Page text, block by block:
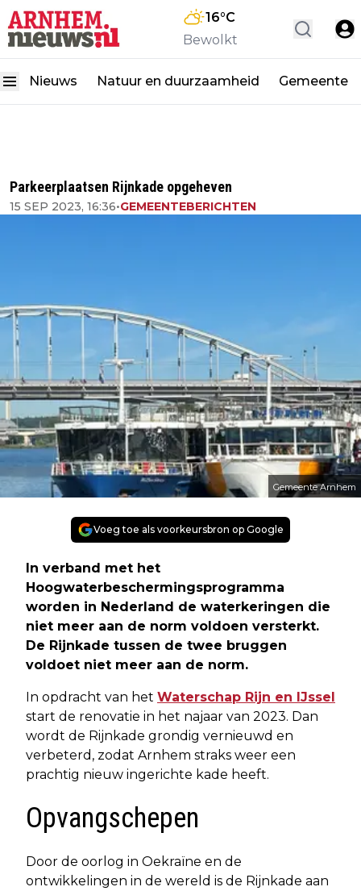
16°C
Bewolkt
Nieuws Natuur en duurzaamheid Gemeente
Parkeerplaatsen Rijnkade opgeheven
15 SEP 2023, 16:36•GEMEENTEBERICHTEN
Gemeente Arnhem
Voeg toe als voorkeursbron op Google
In verband met het
Hoogwaterbeschermingsprogramma
worden in Nederland de waterkeringen die
niet meer aan de norm voldoen versterkt.
De Rijnkade tussen de twee bruggen
voldoet niet meer aan de norm.
In opdracht van het Waterschap Rijn en IJssel
start de renovatie in het najaar van 2023. Dan
wordt de Rijnkade grondig vernieuwd en
verbeterd, zodat Arnhem straks weer een
prachtig nieuw ingerichte kade heeft.
Opvangschepen
Door de oorlog in Oekraïne en de
ontwikkelingen in de wereld is de Rijnkade aan